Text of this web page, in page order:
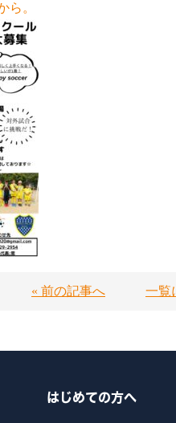
ら。
« 前の記事へ 一覧
はじめての方へ